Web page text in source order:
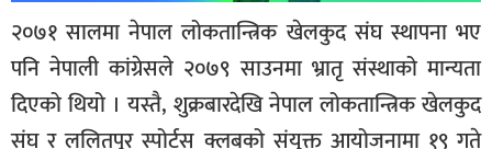
२०७१ सालमा नेपाल लोकतान्त्रिक खेलकुद संघ स्थापना भए
पनि नेपाली कांग्रेसले २०७९ साउनमा भ्रातृ संस्थाको मान्यता
दिएको थियो । यस्तै, शुक्रबारदेखि नेपाल लोकतान्त्रिक खेलकुद
संघ र ललितपुर स्पोर्टस् क्लबको संयुक्त आयोजनामा १९ गते